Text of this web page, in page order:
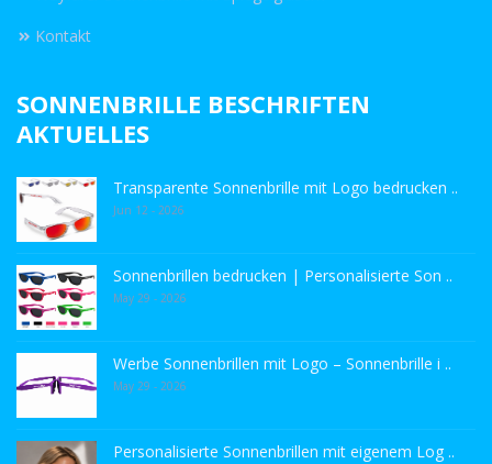
Kontakt
SONNENBRILLE BESCHRIFTEN
AKTUELLES
Transparente Sonnenbrille mit Logo bedrucken ..
Jun 12 - 2026
Sonnenbrillen bedrucken | Personalisierte Son ..
May 29 - 2026
Werbe Sonnenbrillen mit Logo – Sonnenbrille i ..
May 29 - 2026
Personalisierte Sonnenbrillen mit eigenem Log ..